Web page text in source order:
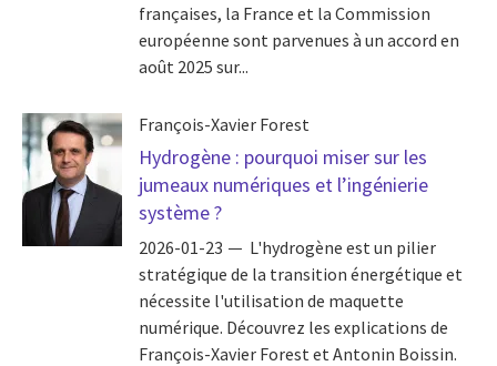
françaises, la France et la Commission
européenne sont parvenues à un accord en
août 2025 sur...
François-Xavier Forest
Hydrogène : pourquoi miser sur les
jumeaux numériques et l’ingénierie
système ?
2026-01-23
L'hydrogène est un pilier
stratégique de la transition énergétique et
nécessite l'utilisation de maquette
numérique. Découvrez les explications de
François-Xavier Forest et Antonin Boissin.